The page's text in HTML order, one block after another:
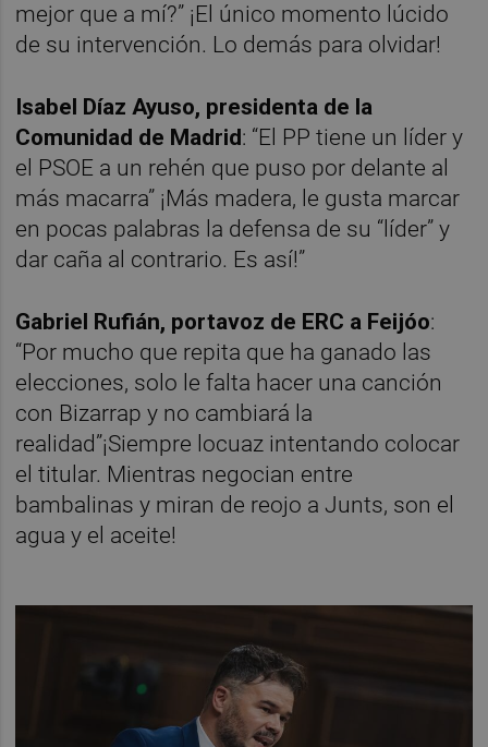
mejor que a mí?” ¡El único momento lúcido
de su intervención. Lo demás para olvidar!
Isabel Díaz Ayuso, presidenta de la
Comunidad de Madrid: “El PP tiene un líder y
el PSOE a un rehén que puso por delante al
más macarra” ¡Más madera, le gusta marcar
en pocas palabras la defensa de su “líder” y
dar caña al contrario. Es así!”
Gabriel Rufián, portavoz de ERC a Feijóo:
“Por mucho que repita que ha ganado las
elecciones, solo le falta hacer una canción
con Bizarrap y no cambiará la
realidad”¡Siempre locuaz intentando colocar
el titular. Mientras negocian entre
bambalinas y miran de reojo a Junts, son el
agua y el aceite!